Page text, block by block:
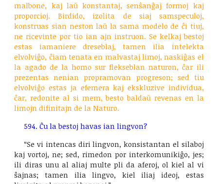
malbone, kaj laŭ konstantaj, senŝanĝaj formoj kaj
proporcioj. Birdido, izolita de siaj samspeculoj,
konstruas sian neston laŭ la sama modelo de ĉi tiuj,
ne ricevinte por tio ian ajn instruon. Se kelkaj bestoj
estas iamaniere dreseblaj, tamen ilia intelekta
elvolviĝo, ĉiam tenata en malvastaj limoj, naskiĝas el
la agado de la homo sur flekseblan naturon, ĉar ili
prezentas nenian propramovan progreson; sed tiu
elvolviĝo estas ja efemera kaj ekskluzive individua,
ĉar, redonite al si mem, besto baldaŭ revenas en la
limojn difinitajn de la Naturo.
594. Ĉu la bestoj havas ian lingvon?
“Se vi intencas diri lingvon, konsistantan el silaboj
kaj vortoj, ne; sed, rimedon por interkomunikiĝo, jes;
ili diras unu al aliaj multe pli da aferoj, ol kiel al vi
ŝajnas; tamen ilia lingvo, kiel iliaj ideoj, estas